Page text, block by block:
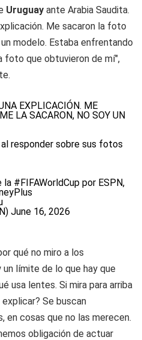
Uruguay ante Arabia Saudita.
Me sacaron la foto
modelo. Estaba enfrentando
que obtuvieron de mí",
EXPLICACIÓN. ME
LA SACARON, NO SOY UN
responder sobre sus fotos
la #FIFAWorldCup por ESPN,
June 16, 2026
qué no miro a los
límite de lo que hay que
usa lentes. Si mira para arriba
Se buscan
en cosas que no las merecen.
obligación de actuar